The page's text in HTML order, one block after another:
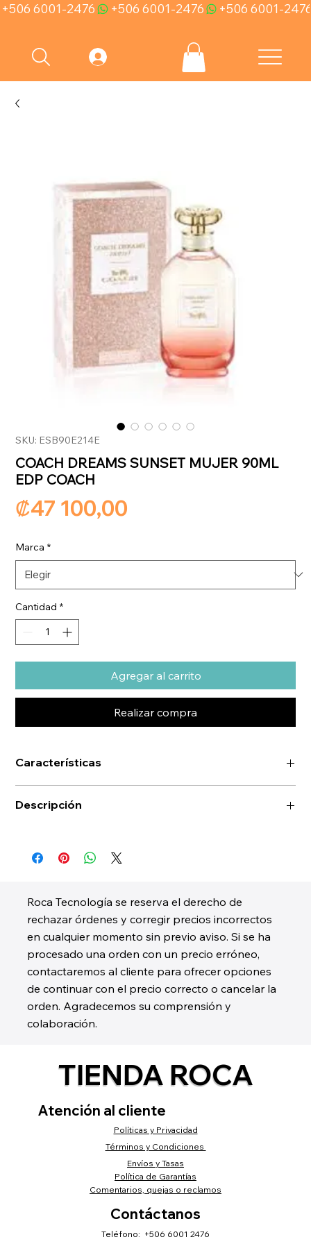
+506 6001-2476
Roca Tecnología se reserva el derecho de
rechazar órdenes y corregir precios incorrectos
en cualquier momento sin previo aviso. Si se ha
procesado una orden con un precio erróneo,
contactaremos al cliente para ofrecer opciones
de continuar con el precio correcto o cancelar la
orden. Agradecemos su comprensión y
colaboración.
SKU: ESB90E214E
COACH DREAMS SUNSET MUJER 90ML
EDP COACH
₡47 100,00
Marca *
Cantidad *
Agregar al carrito
Realizar compra
Características
Descripción
TIENDA ROCA
Atención al cliente
Políticas y Privacidad
Términos y Condiciones
Envíos y Tasas
Política de Garantías
Comentarios, quejas o reclamos
Contáctanos
Teléfono: +506 6001 2476